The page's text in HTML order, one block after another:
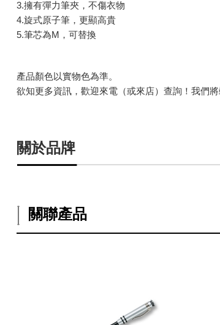
3.擁有彈力筆夾，不傷衣物
4.旋式原子筆，更顯高貴
5.筆芯為M，可替換
產品顏色以實物色為準。
欲知更多資訊，歡迎來電（或來店）查詢！我們
關於品牌
關聯產品